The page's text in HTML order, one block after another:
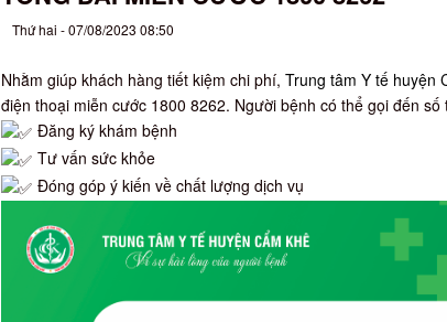
Thứ hai - 07/08/2023 08:50
Nhằm giúp khách hàng tiết kiệm chi phí, Trung tâm Y tế huyện
điện thoại miễn cước 1800 8262. Người bệnh có thể gọi đến số
Đăng ký khám bệnh
Tư vấn sức khỏe
Đóng góp ý kiến về chất lượng dịch vụ